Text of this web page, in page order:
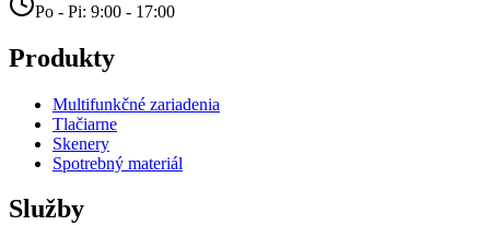
Po - Pi: 9:00 - 17:00
Produkty
Multifunkčné zariadenia
Tlačiarne
Skenery
Spotrebný materiál
Služby